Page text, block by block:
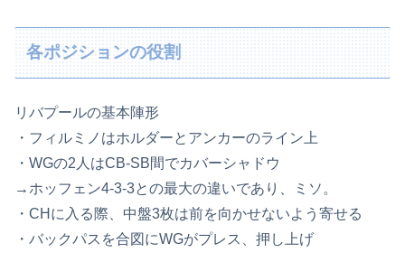
各ポジションの役割
リバプールの基本陣形
・フィルミノはホルダーとアンカーのライン上
・WGの2人はCB-SB間でカバーシャドウ
→ホッフェン4-3-3との最大の違いであり、ミソ。
・CHに入る際、中盤3枚は前を向かせないよう寄せる
・バックパスを合図にWGがプレス、押し上げ